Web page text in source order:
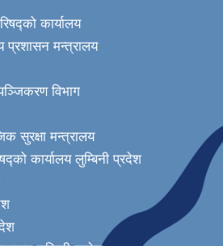
कार्यालय
प्रशासन मन्त्रालय
विभाग
सुरक्षा मन्त्रालय
कार्यालय लुम्बिनी प्रदेश